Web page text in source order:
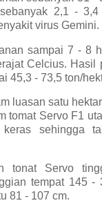
2,1 - 3,4
virus Gemini.
sampai 7 - 8
Celcius. Hasil
45,3 - 73,5 ton/
luasan satu
tomat Servo F1
sehingga
tonat Servo
tempat 145 -
81 - 107 cm.